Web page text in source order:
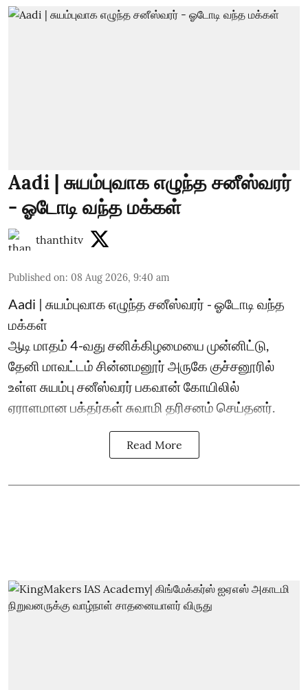
Aadi | சுயம்புவாக எழுந்த சனீஸ்வரர்
- ஓடோடி வந்த மக்கள்
thanthitv
Published on: 08 Aug 2026, 9:40 am
Aadi | சுயம்புவாக எழுந்த சனீஸ்வரர் - ஓடோடி வந்த
மக்கள்
ஆடி மாதம் 4-வது சனிக்கிழமையை முன்னிட்டு,
தேனி மாவட்டம் சின்னமனூர் அருகே குச்சனூரில்
உள்ள சுயம்பு சனீஸ்வரர் பகவான் கோயிலில்
ஏராளமான பக்தர்கள் சுவாமி தரிசனம் செய்தனர்.
Read More